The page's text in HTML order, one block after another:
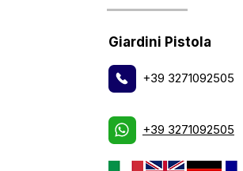
Giardini Pistola
+39 3271092505
+39 3271092505